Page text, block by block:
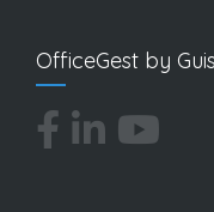
OfficeGest by